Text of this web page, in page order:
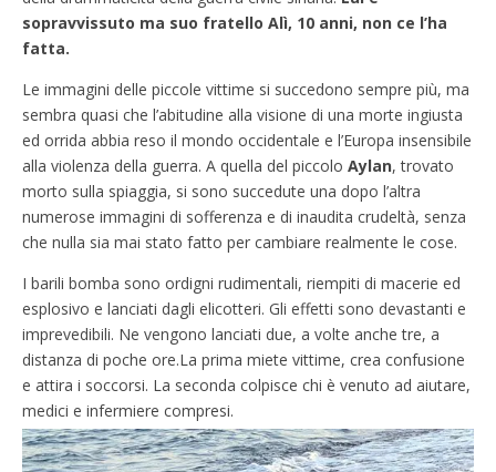
sopravvissuto ma suo fratello Alì, 10 anni, non ce l’ha
fatta.
Le immagini delle piccole vittime si succedono sempre più, ma
sembra quasi che l’abitudine alla visione di una morte ingiusta
ed orrida abbia reso il mondo occidentale e l’Europa insensibile
alla violenza della guerra. A quella del piccolo Aylan, trovato
morto sulla spiaggia, si sono succedute una dopo l’altra
numerose immagini di sofferenza e di inaudita crudeltà, senza
che nulla sia mai stato fatto per cambiare realmente le cose.
I barili bomba sono ordigni rudimentali, riempiti di macerie ed
esplosivo e lanciati dagli elicotteri. Gli effetti sono devastanti e
imprevedibili. Ne vengono lanciati due, a volte anche tre, a
distanza di poche ore.La prima miete vittime, crea confusione
e attira i soccorsi. La seconda colpisce chi è venuto ad aiutare,
medici e infermiere compresi.